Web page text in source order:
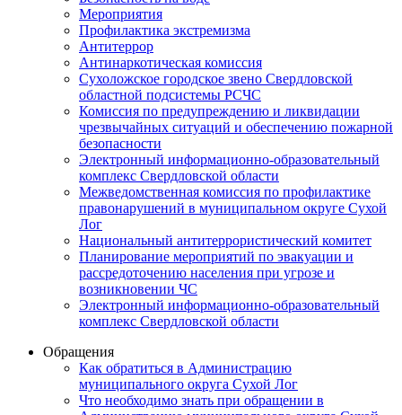
Мероприятия
Профилактика экстремизма
Антитеррор
Антинаркотическая комиссия
Сухоложское городское звено Свердловской
областной подсистемы РСЧС
Комиссия по предупреждению и ликвидации
чрезвычайных ситуаций и обеспечению пожарной
безопасности
Электронный информационно-образовательный
комплекс Cвердловской области
Межведомственная комиссия по профилактике
правонарушений в муниципальном округе Сухой
Лог
Национальный антитеррористический комитет
Планирование мероприятий по эвакуации и
рассредоточению населения при угрозе и
возникновении ЧС
Электронный информационно-образовательный
комплекс Свердловской области
Обращения
Как обратиться в Администрацию
муниципального округа Сухой Лог
Что необходимо знать при обращении в